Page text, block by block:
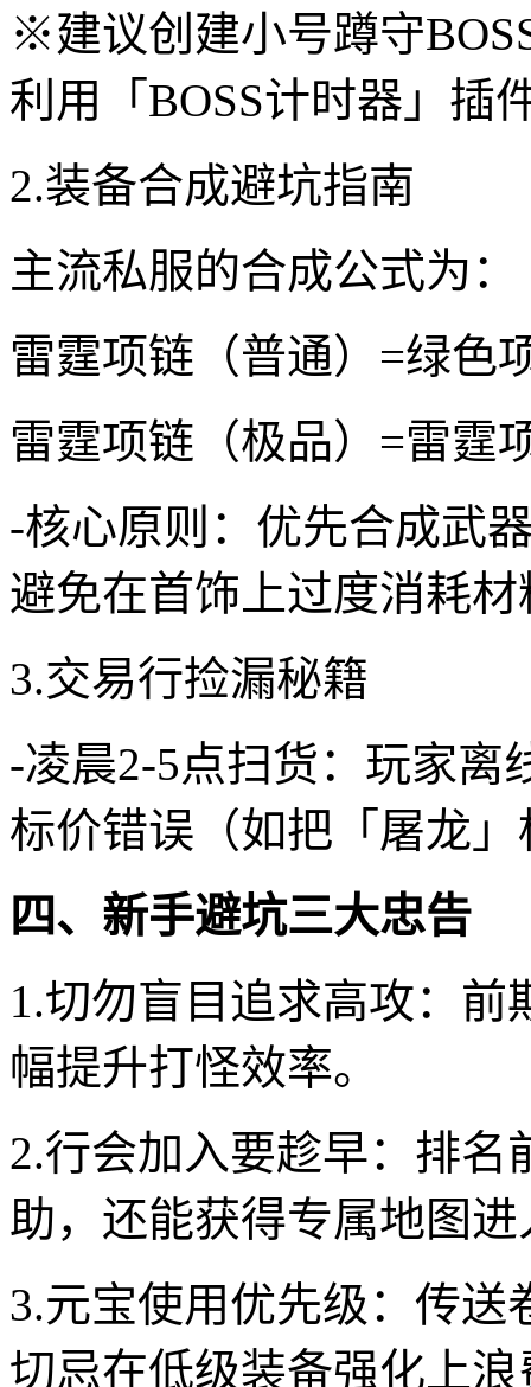
※建议创建小号蹲守
利用「BOSS计时器」插
2.装备合成避坑指南
主流私服的合成公式为：
雷霆项链（普通）=绿色
雷霆项链（极品）=雷霆
-核心原则：优先合成武
避免在首饰上过度消耗材
3.交易行捡漏秘籍
-凌晨2-5点扫货：玩家离
标价错误（如把「屠龙
四、新手避坑三大忠告
1.切勿盲目追求高攻：
幅提升打怪效率。
2.行会加入要趁早：排名
助，还能获得专属地图
3.元宝使用优先级：传
切忌在低级装备强化上